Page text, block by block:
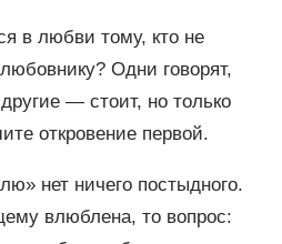
в любви тому, кто не
Одни говорят,
— стоит, но только
откровение первой.
нет ничего постыдного.
влюблена, то вопрос: